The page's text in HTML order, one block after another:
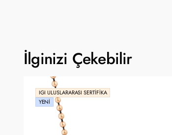
İlginizi Çekebilir
IGI ULUSLARARASI SERTIFIKA
YENI